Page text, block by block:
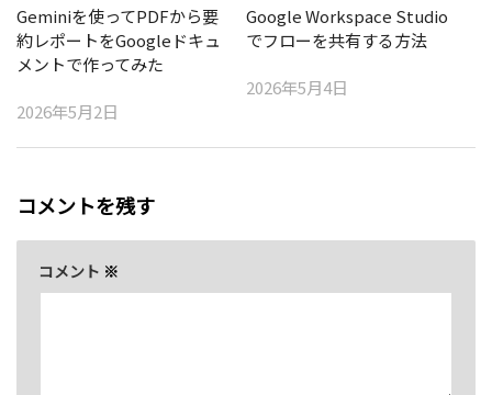
Geminiを使ってPDFから要
約レポートをGoogleドキュ
メントで作ってみた
2026年5月2日
Google Workspace Studio
でフローを共有する方法
2026年5月4日
コメントを残す
コメント ※